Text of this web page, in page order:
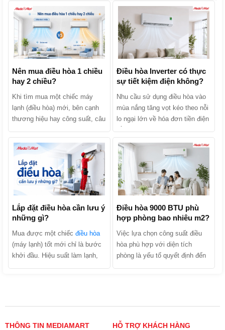
Nên mua điều hòa 1 chiều
hay 2 chiều?
Khi tìm mua một chiếc máy
lạnh (điều hòa) mới, bên cạnh
thương hiệu hay công suất, câu
điều hòa 1 chiều hay 2 chiều?
Hai dòng máy này thực chất
khác nhau như thế nào và đâu
là lựa chọn kinh tế, phù hợp
nhất với gia đình bạn? Hãy
cùng MediaMart phân biệt chi
tiết 2 dòng sản phẩm này để tìm
ra câu trả lời nhé!
Điều hòa Inverter có thực
sự tiết kiệm điện không?
Nhu cầu sử dụng điều hòa vào
mùa nắng tăng vọt kéo theo nỗi
lo ngại lớn về hóa đơn tiền điện
nghe các lời quảng cáo: “Điều
hòa Inverter tiết kiệm điện lên
tới 30% - 70%”. Liệu điều hòa
Inverter có thực sự tiết kiệm
điện không hay đó chỉ là chiêu
trò marketing của nhà sản xuất?
Cùng MediaMart khám phá cơ
chế hoạt động, phân tích ưu
nhược điểm và tìm ra câu trả
lời chính xác nhất trong bài viết
Lắp đặt điều hòa cần lưu ý
những gì?
Mua được một chiếc điều hòa
(máy lạnh) tốt mới chỉ là bước
khởi đầu. Hiệu suất làm lạnh,
lắp xong đã chảy nước, làm
Điều hòa 9000 BTU phù
hợp phòng bao nhiêu m2?
Việc lựa chọn công suất điều
hòa phù hợp với diện tích
phòng là yếu tố quyết định đến
tâm lớn từ người tiêu dùng, đặc
THÔNG TIN MEDIAMART HỖ TRỢ KHÁCH HÀNG